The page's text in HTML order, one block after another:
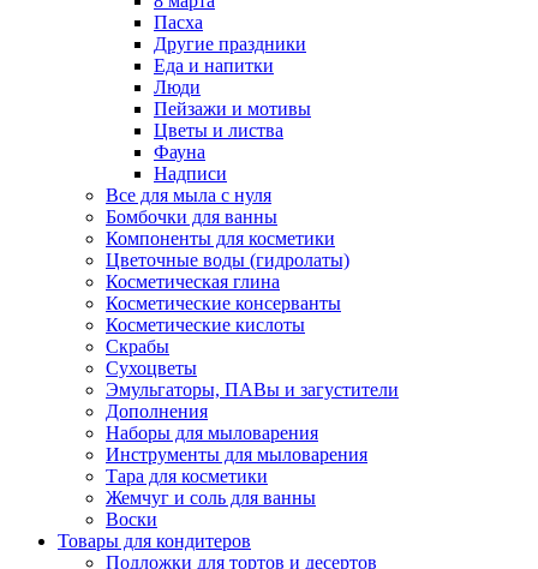
Пасха
Другие праздники
Еда и напитки
Люди
Пейзажи и мотивы
Цветы и листва
Фауна
Надписи
Все для мыла с нуля
Бомбочки для ванны
Компоненты для косметики
Цветочные воды (гидролаты)
Косметическая глина
Косметические консерванты
Косметические кислоты
Скрабы
Сухоцветы
Эмульгаторы, ПАВы и загустители
Дополнения
Наборы для мыловарения
Инструменты для мыловарения
Тара для косметики
Жемчуг и соль для ванны
Воски
Товары для кондитеров
Подложки для тортов и десертов